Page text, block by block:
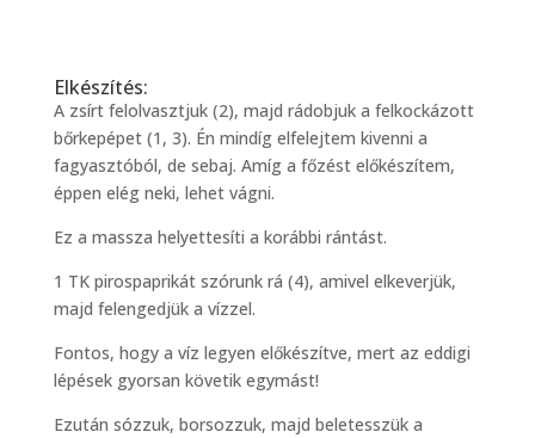
Elkészítés:
A zsírt felolvasztjuk (2), majd rádobjuk a felkockázott
bőrkepépet (1, 3). Én mindíg elfelejtem kivenni a
fagyasztóból, de sebaj. Amíg a főzést előkészítem,
éppen elég neki, lehet vágni.
Ez a massza helyettesíti a korábbi rántást.
1 TK pirospaprikát szórunk rá (4), amivel elkeverjük,
majd felengedjük a vízzel.
Fontos, hogy a víz legyen előkészítve, mert az eddigi
lépések gyorsan követik egymást!
Ezután sózzuk, borsozzuk, majd beletesszük a